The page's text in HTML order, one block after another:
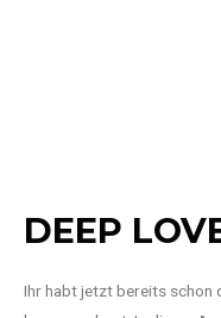
DEEP
Ihr habt jetzt bereits schon